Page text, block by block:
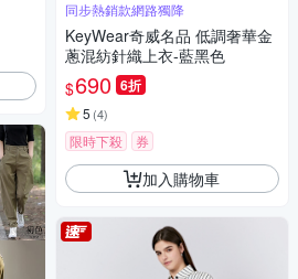
同步熱銷款網路獨降
KeyWear奇威名品 低調奢華金
蔥混紡針織上衣-藍黑色
$690 6折
5 (4)
限時下殺 券
加入購物車